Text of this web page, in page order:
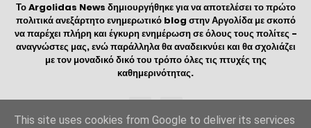
Το Argolidas News δημιουργήθηκε για να αποτελέσει το πρώτο
πολιτικά ανεξάρτητο ενημερωτικό blog στην Αργολίδα με σκοπό
να παρέχει πλήρη και έγκυρη ενημέρωση σε όλους τους πολίτες -
αναγνώστες μας, ενώ παράλληλα θα αναδεικνύει και θα σχολιάζει
με τον μοναδικό δικό του τρόπο όλες τις πτυχές της
καθημερινότητας.
This site uses cookies from Google to deliver its services